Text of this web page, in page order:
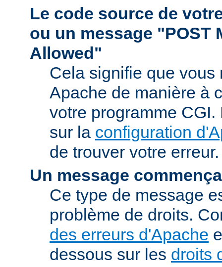
Le code source de
ou un message "POST
Allowed"
Cela signifie que vous
Apache de manière à
votre programme
sur la configuration
de trouver votre erreur.
Un message
Ce type de message
problème de droits.
des erreurs d'Apache
dessous sur les droits